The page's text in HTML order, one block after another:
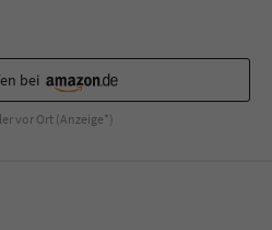
bei
vor Ort (Anzeige*)